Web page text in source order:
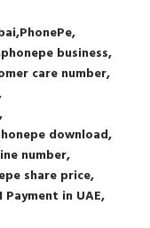
PhonePe
phonepe business
care number
download
number
share price
Payment in UAE